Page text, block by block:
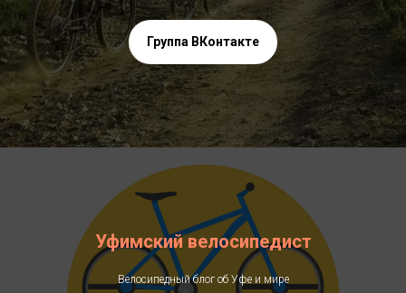
Группа ВКонтакте
Уфимский велосипедист
Велосипедный блог об Уфе и мире